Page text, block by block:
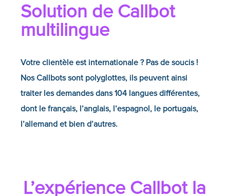
Solution de Callbot
multilingue
Votre clientèle est internationale ? Pas de soucis !
Nos Callbots sont polyglottes, ils peuvent ainsi
traiter les demandes dans 104 langues différentes,
dont le français, l’anglais, l’espagnol, le portugais,
l’allemand et bien d’autres.
L’expérience Callbotla